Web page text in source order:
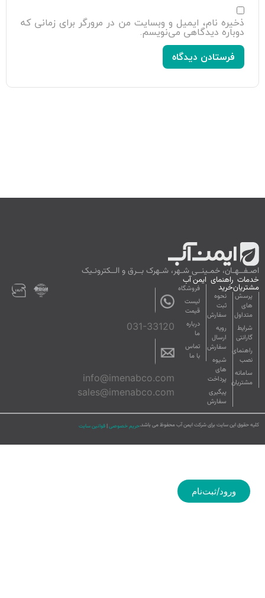
ذخیره نام، ایمیل و وبسایت من در مرورگر برای زمانی که
دوباره دیدگاهی می‌نویسم.
اصـفــهـان، خمـینــی شـهر، شـهرک بــرق و الــکترونـیک
خدمات
مشتریان
پرسش
های
متداول
شرایط
گارانتی
راهنمای
نصب
سامانه
مشتریان
راهنمای
خرید
نحوه
ثبت
سفارش
رویه
ارسال
سفارش
شیوه
های
پرداخت
پیگیری
سفارش
ایمن آب
فروشگاه
لیست
قیمت
درباره
ما
تماس
با ما
031-33120
info@imenabco.com
sales@imenabco.com
کلیه حقوق این سایت برای شرکت ایمن آب محفوظ می باشد.حریم خصوصی| قوانین سایت
ورود/ثبت‌نام